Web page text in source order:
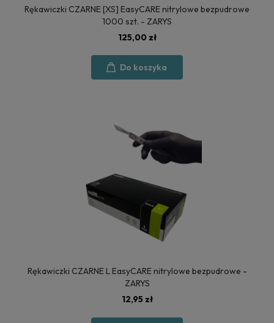
Rękawiczki CZARNE [XS] EasyCARE nitrylowe bezpudrowe
1000 szt. - ZARYS
125,00 zł
Do koszyka
Rękawiczki CZARNE L EasyCARE nitrylowe bezpudrowe -
ZARYS
12,95 zł